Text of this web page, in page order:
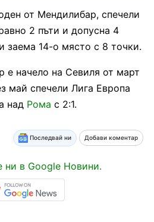
от Мендилибар, спечели
2 пъти и допусна 4
заема 14-о място с 8 точки.
е начело на Севиля от март
май спечели Лига Европа
над Рома с 2:1.
Последвай ни Добави коментар
ни в Google Новини.